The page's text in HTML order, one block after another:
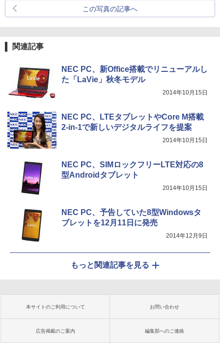
この写真の記事へ
関連記事
NEC PC、新Office搭載でリニューアルし
た「LaVie」秋冬モデル
2014年10月15日
NEC PC、LTEタブレットやCore M搭載
2-in-1で新しいデジタルライフを提案
2014年10月15日
NEC PC、SIMロックフリーLTE対応の8
型Androidタブレット
2014年10月15日
NEC PC、予告していた8型Windowsタ
ブレットを12月11日に発売
2014年12月9日
もっと関連記事を見る
本サイトのご利用について お問い合わせ
広告掲載のご案内 編集部へのご連絡